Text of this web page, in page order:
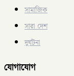
সামাজিক
সারা দেশ
দুর্ঘটনা
যোগাযোগ